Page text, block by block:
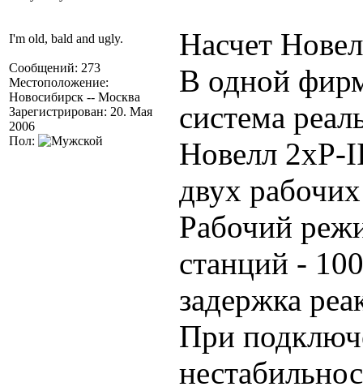
I'm old, bald and ugly.
Сообщений: 273
Местоположение:
Новосибирск -- Москва
Зарегистрирован: 20. Мая
2006
Пол:
Насчет
В одной
система
Новелл 2xP-
двух
Рабочий
станций -
задержка
При